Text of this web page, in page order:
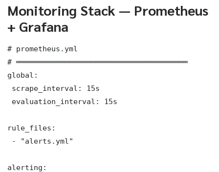
Monitoring Stack — Prometheus
+ Grafana
# prometheus.yml
# ═══════════════════════════════════════
global:
scrape_interval: 15s
evaluation_interval: 15s
rule_files:
- "alerts.yml"
alerting: